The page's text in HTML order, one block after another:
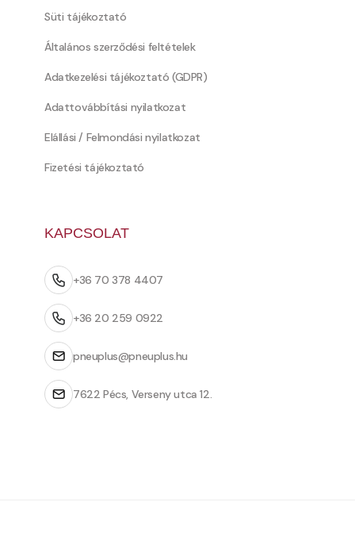
Süti tájékoztató
Általános szerződési feltételek
Adatkezelési tájékoztató (GDPR)
Adattovábbítási nyilatkozat
Elállási / Felmondási nyilatkozat
Fizetési tájékoztató
KAPCSOLAT
+36 70 378 4407
+36 20 259 0922
pneuplus@pneuplus.hu
7622 Pécs, Verseny utca 12.